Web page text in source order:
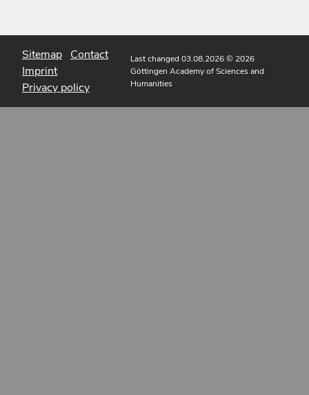
Sitemap Contact
Imprint
Privacy policy
Last changed 03.08.2026© 2026
Göttingen Academy of Sciences and
Humanities